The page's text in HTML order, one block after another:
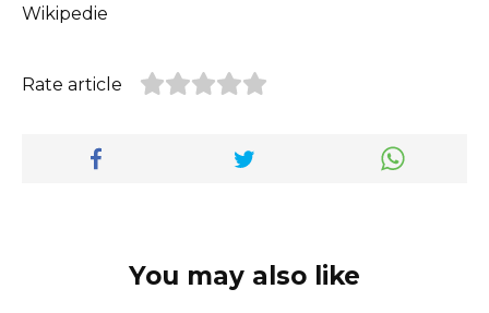
Wikipedie
Rate article
You may also like